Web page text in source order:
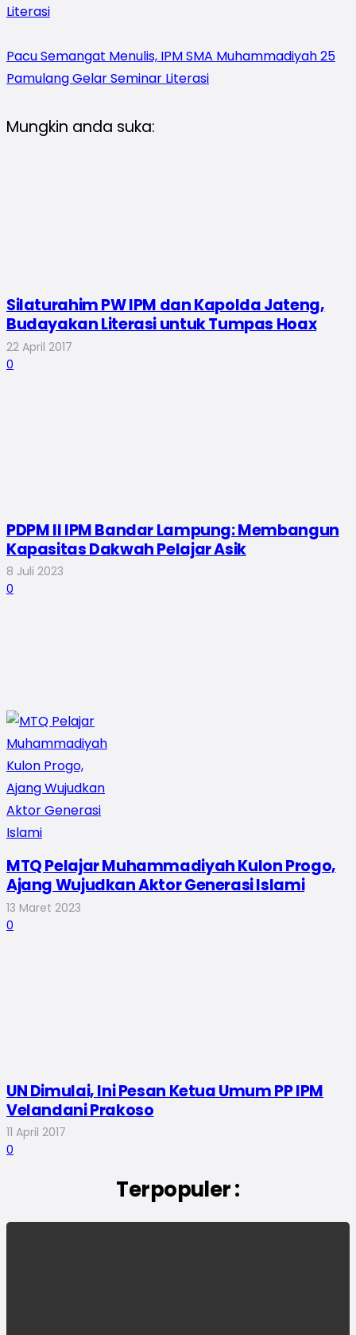
Literasi
Pacu Semangat Menulis, IPM SMA Muhammadiyah 25
Pamulang Gelar Seminar Literasi
Mungkin anda suka:
Silaturahim PW IPM dan Kapolda Jateng,
Budayakan Literasi untuk Tumpas Hoax
22 April 2017
0
PDPM II IPM Bandar Lampung: Membangun
Kapasitas Dakwah Pelajar Asik
8 Juli 2023
0
MTQ Pelajar Muhammadiyah Kulon Progo,
Ajang Wujudkan Aktor Generasi Islami
13 Maret 2023
0
UN Dimulai, Ini Pesan Ketua Umum PP IPM
Velandani Prakoso
11 April 2017
0
Terpopuler :